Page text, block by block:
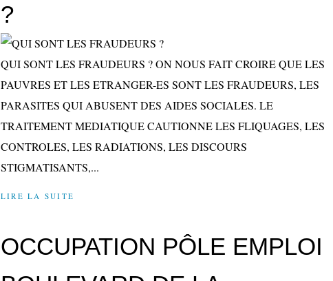
?
QUI SONT LES FRAUDEURS ? ON NOUS FAIT CROIRE QUE LES
PAUVRES ET LES ETRANGER-ES SONT LES FRAUDEURS, LES
PARASITES QUI ABUSENT DES AIDES SOCIALES. LE
TRAITEMENT MEDIATIQUE CAUTIONNE LES FLIQUAGES, LES
CONTROLES, LES RADIATIONS, LES DISCOURS
STIGMATISANTS,...
LIRE LA SUITE
OCCUPATION PÔLE EMPLOI